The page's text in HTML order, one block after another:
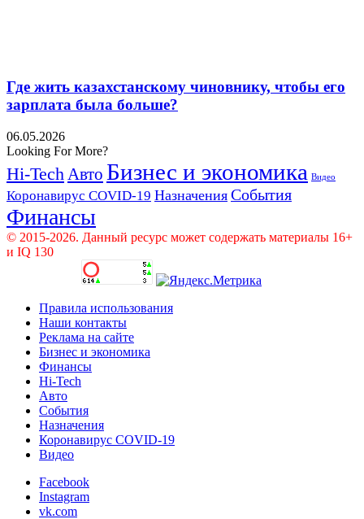
Где жить казахстанскому чиновнику, чтобы его
зарплата была больше?
06.05.2026
Looking For More?
Hi-Tech Авто Бизнес и экономика Видео
Коронавирус COVID-19 Назначения События
Финансы
© 2015-2026. Данный ресурс может содержать материалы 16+
и IQ 130
Правила использования
Наши контакты
Реклама на сайте
Бизнес и экономика
Финансы
Hi-Tech
Авто
События
Назначения
Коронавирус COVID-19
Видео
Facebook
Instagram
vk.com